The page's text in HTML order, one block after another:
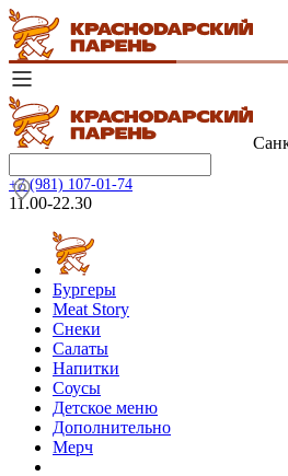
+7 (981) 107-01-74
11.00-22.30
Бургеры
Meat Story
Снеки
Салаты
Напитки
Соусы
Детское меню
Дополнительно
Мерч